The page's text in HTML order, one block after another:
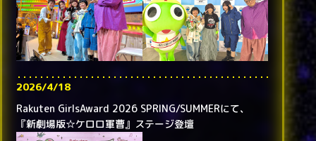
2026/4/18
Rakuten GirlsAward 2026 SPRING/SUMMERにて、
『新劇場版☆ケロロ軍曹』ステージ登壇